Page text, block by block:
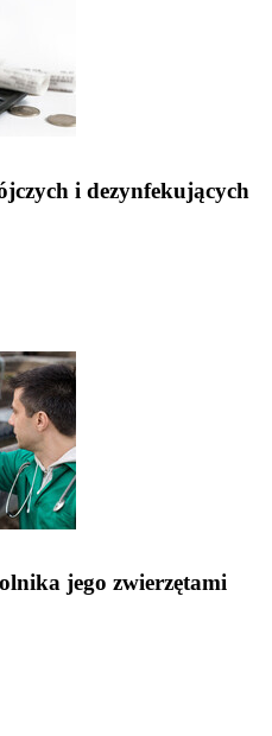
i dezynfekujących
jego zwierzętami